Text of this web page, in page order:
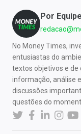
Por
No Money Times,
entusiastas do
textos objetivos e de
informação, análise
discussões
questões do